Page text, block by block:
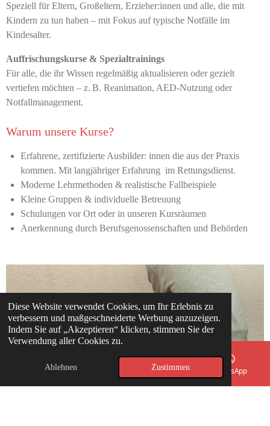
Diese Website verwendet Cookies, um Ihr Erlebnis zu
verbessern und maßgeschneiderte Werbung anzuzeigen.
Indem Sie auf „Akzeptieren“ klicken, stimmen Sie der
Verwendung aller Cookies zu.
Ablehnen Zustimmen
Speziell für Eltern, Großeltern, Erzieher:innen und alle, die mit
Kindern zu tun haben – mit Fokus auf typische Notfälle im
Kindesalter.
Auffrischungskurse & Spezialtrainings
Für alle, die ihr Wissen regelmäßig aktualisieren oder gezielt
vertiefen möchten – z. B. Reanimation, AED-Nutzung oder
Notfallmanagement.
Warum unsere Kurse?
Erfahrene, zertifizierte Ausbilder: innen die aus der Praxis
kommen. Mit langjähriger Erfahrung im Rettungsdienst.
Moderne Lehrmethoden & realistische Fallbeispiele
Kleine Gruppen & individuelle Betreuung
Schulungen vor Ort oder in unseren Kursräumen
Anerkennung durch Berufsgenossenschaften und Behörden
E-Mail Karte WhatsApp